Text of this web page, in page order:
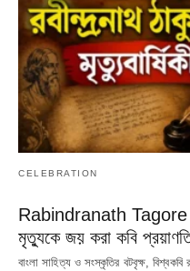
CELEBRATION
Rabindranath
মৃত্যুকে জয় করা কবি
বাংলা সাহিত্য ও সংস্কৃতির বটবৃক্ষ, বিশ্বকবি